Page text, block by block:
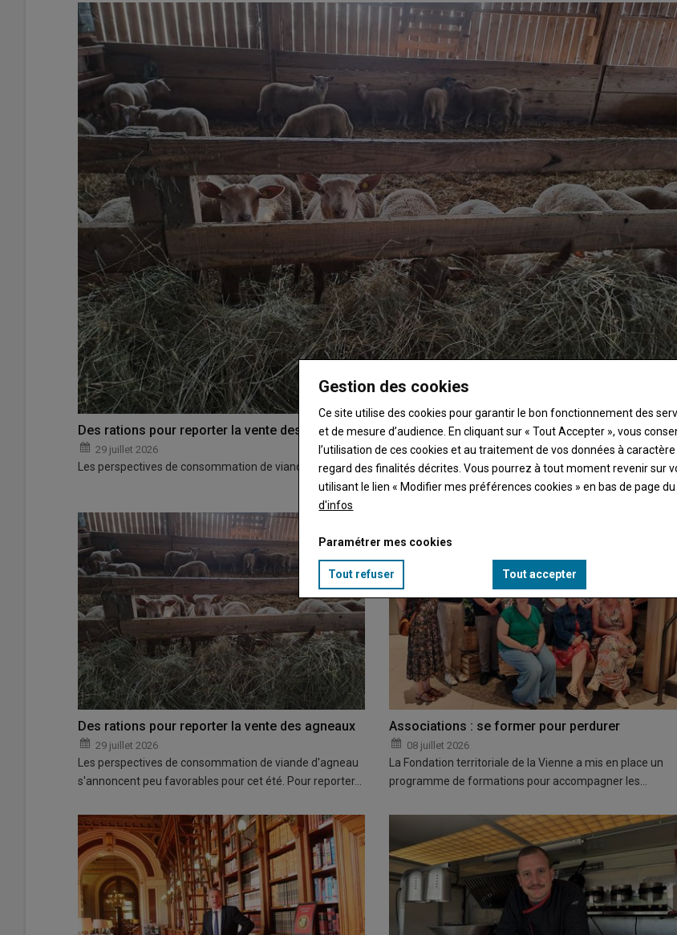
Des rations pour reporter la vente des agneaux
29 juillet 2026
Les perspectives de consommation de viande d'agneau s'annoncent peu favorables pour cet été. Pour reporter…
Des rations pour reporter la vente des agneaux
29 juillet 2026
Les perspectives de consommation de viande d'agneau
s'annoncent peu favorables pour cet été. Pour reporter…
Associations : se former pour perdurer
08 juillet 2026
La Fondation territoriale de la Vienne a mis en place un
programme de formations pour accompagner les…
Gestion des cookies
Ce site utilise des cookies pour garantir le bon fonctionnement des
et de mesure d’audience. En cliquant sur « Tout Accepter », vous
l’utilisation de ces cookies et au traitement de vos données à
regard des finalités décrites. Vous pourrez à tout moment revenir sur
utilisant le lien « Modifier mes préférences cookies » en bas de page du
d'infos
Paramétrer mes cookies
Tout refuser Tout accepter